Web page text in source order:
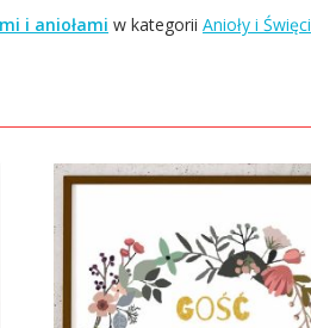
i aniołami w kategorii Anioły i Święci